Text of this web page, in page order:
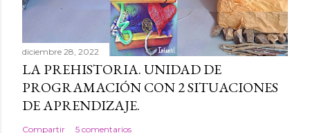
diciembre 28, 2022
LA PREHISTORIA. UNIDAD DE
PROGRAMACIÓN CON 2 SITUACIONES
DE APRENDIZAJE.
Compartir 5 comentarios